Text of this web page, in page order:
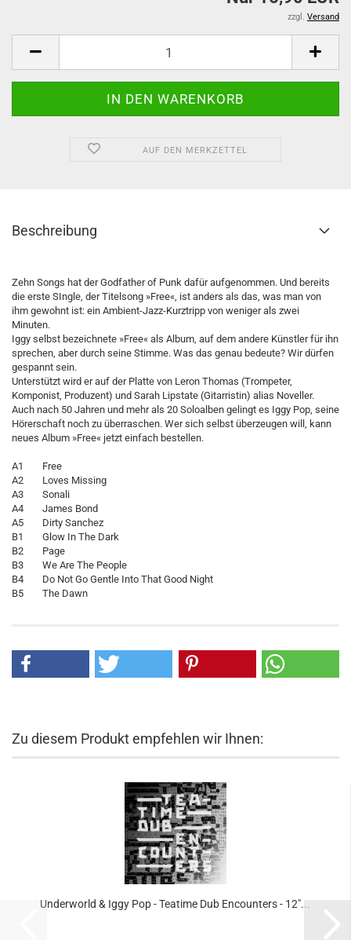
zzgl. Versand
AUF DEN MERKZETTEL
Beschreibung
Zehn Songs hat der Godfather of Punk dafür aufgenommen. Und bereits
die erste SIngle, der Titelsong »Free«, ist anders als das, was man von
ihm gewohnt ist: ein Ambient-Jazz-Kurztripp von weniger als zwei
Minuten.
Iggy selbst bezeichnete »Free« als Album, auf dem andere Künstler für ihn
sprechen, aber durch seine Stimme. Was das genau bedeute? Wir dürfen
gespannt sein.
Unterstützt wird er auf der Platte von Leron Thomas (Trompeter,
Komponist, Produzent) und Sarah Lipstate (Gitarristin) alias Noveller.
Auch nach 50 Jahren und mehr als 20 Soloalben gelingt es Iggy Pop, seine
Hörerschaft noch zu überraschen. Wer sich selbst überzeugen will, kann
neues Album »Free« jetzt einfach bestellen.
A1 Free
A2 Loves Missing
A3 Sonali
A4 James Bond
A5 Dirty Sanchez
B1 Glow In The Dark
B2 Page
B3 We Are The People
B4 Do Not Go Gentle Into That Good Night
B5 The Dawn
Zu diesem Produkt empfehlen wir Ihnen:
Underworld & Iggy Pop - Teatime Dub Encounters - 12"...